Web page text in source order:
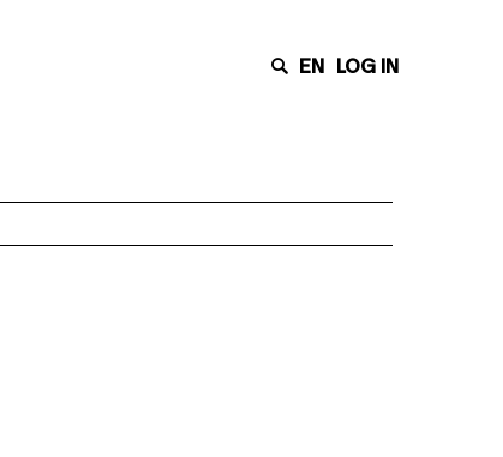
EN LOG IN